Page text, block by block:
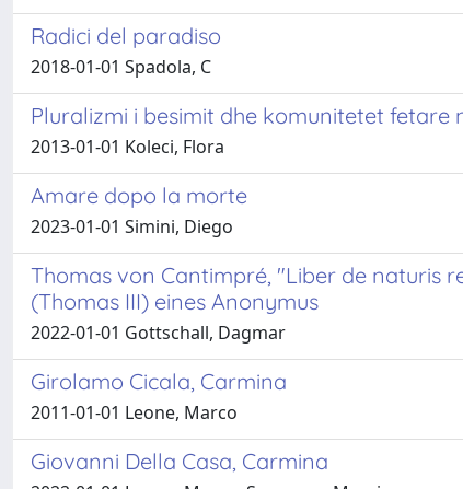
Radici del paradiso
2018-01-01 Spadola, C
Pluralizmi i besimit dhe komunitetet fetare
2013-01-01 Koleci, Flora
Amare dopo la morte
2023-01-01 Simini, Diego
Thomas von Cantimpré, "Liber de naturis
(Thomas III) eines Anonymus
2022-01-01 Gottschall, Dagmar
Girolamo Cicala, Carmina
2011-01-01 Leone, Marco
Giovanni Della Casa, Carmina